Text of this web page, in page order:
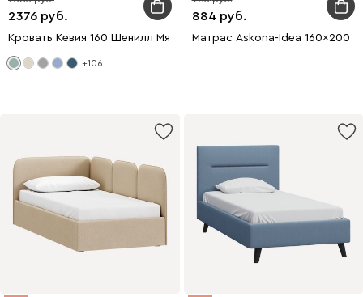
2376
Кровать Кевия 160 Шенилл Мятный
+106
884
Матрас Askona-Idea 160x200